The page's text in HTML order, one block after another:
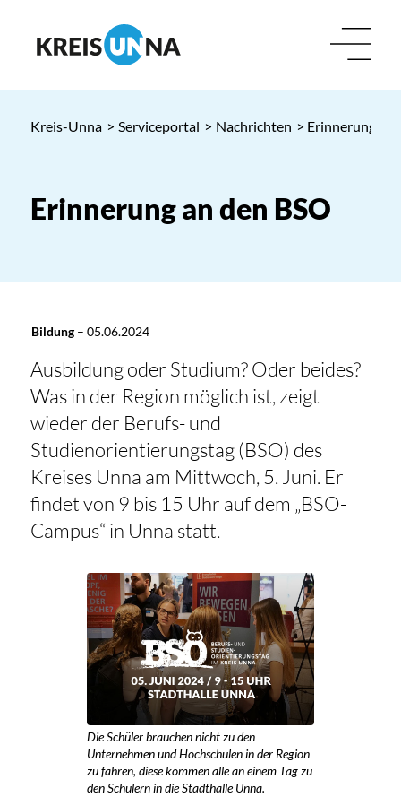
Kreis-Unna > Serviceportal > Nachrichten > Erinnerung an
Erinnerung an den BSO
Bildung– 05.06.2024
Ausbildung oder Studium? Oder beides?
Was in der Region möglich ist, zeigt
wieder der Berufs- und
Studienorientierungstag (BSO) des
Kreises Unna am Mittwoch, 5. Juni. Er
findet von 9 bis 15 Uhr auf dem „BSO-
Campus“ in Unna statt.
Die Schüler brauchen nicht zu den
Unternehmen und Hochschulen in der Region
zu fahren, diese kommen alle an einem Tag zu
den Schülern in die Stadthalle Unna.